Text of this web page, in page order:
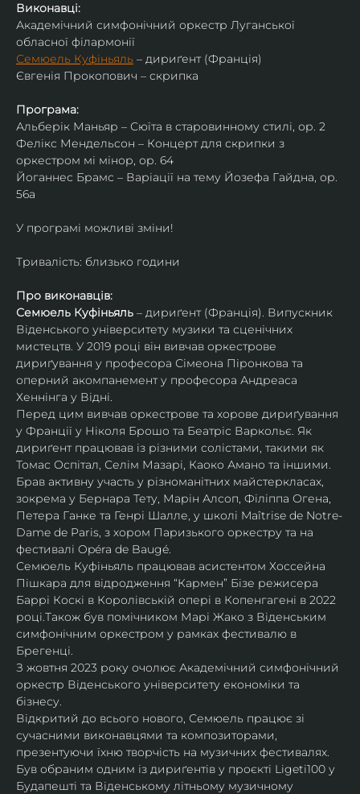
Виконавці:
Академічний симфонічний оркестр Луганської
обласної філармонії
Семюель Куфіньяль – дириґент (Франція)
Євгенія Прокопович – скрипка
Програма:
Альберік Маньяр – Сюїта в старовинному стилі, ор. 2
Фелікс Мендельсон – Концерт для скрипки з
оркестром мі мінор, ор. 64
Йоганнес Брамс – Варіації на тему Йозефа Гайдна, ор.
56a
У програмі можливі зміни!
Тривалість: близько години
Про виконавців:
Семюель Куфіньяль – дириґент (Франція). Випускник
Віденського університету музики та сценічних
мистецтв. У 2019 році він вивчав оркестрове
дириґування у професора Сімеона Піронкова та
оперний акомпанемент у професора Андреаса
Хеннінга у Відні.
Перед цим вивчав оркестрове та хорове дириґування
у Франції у Ніколя Брошо та Беатріс Варкольє. Як
дириґент працював із різними солістами, такими як
Томас Оспітал, Селім Мазарі, Каоко Амано та іншими.
Брав активну участь у різноманітних майстеркласах,
зокрема у Бернара Тету, Марін Алсоп, Філіппа Огена,
Петера Ганке та Генрі Шалле, у школі Maîtrise de Notre-
Dame de Paris, з хором Паризького оркестру та на
фестивалі Opéra de Baugé.
Семюель Куфіньяль працював асистентом Хоссейна
Пішкара для відродження “Кармен” Бізе режисера
Баррі Коскі в Королівській опері в Копенгагені в 2022
році.Також був помічником Марі Жако з Віденським
симфонічним оркестром у рамках фестивалю в
Брегенці.
З жовтня 2023 року очолює Академічний симфонічний
оркестр Віденського університету економіки та
бізнесу.
Відкритий до всього нового, Семюель працює зі
сучасними виконавцями та композиторами,
презентуючи їхню творчість на музичних фестивалях.
Був обраним одним із дириґентів у проєкті Ligeti100 у
Будапешті та Віденському літньому музичному